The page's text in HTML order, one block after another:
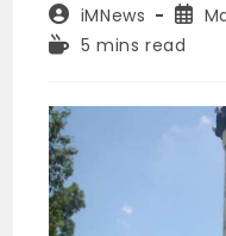
Post
author:
iMNews
Post
Reading
5 mins read